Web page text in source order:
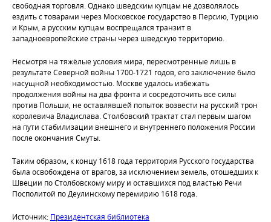
свободная торговля. Однако шведским купцам не дозволялось
ездить с товарами через Московское государство в Персию, Турцию
и Крым, а русским купцам воспрещался транзит в
западноевропейские страны через шведскую территорию.
Несмотря на тяжёлые условия мира, пересмотренные лишь в
результате Северной войны 1700-1721 годов, его заключение было
насущной необходимостью. Москве удалось избежать
продолжения войны на два фронта и сосредоточить все силы
против Польши, не оставлявшей попыток возвести на русский трон
королевича Владислава. Столбовский трактат стал первым шагом
на пути стабилизации внешнего и внутреннего положения России
после окончания Смуты.
Таким образом, к концу 1618 года территория Русского государства
была освобождена от врагов, за исключением земель, отошедших к
Швеции по Столбовскому миру и оставшихся под властью Речи
Посполитой по Деулинскому перемирию 1618 года.
Источник: Президентская библиотека